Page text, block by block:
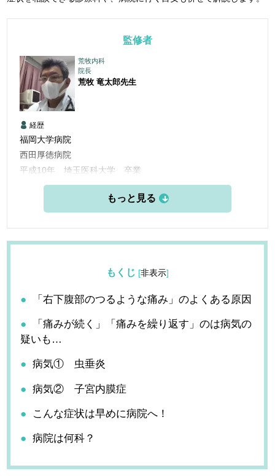
監修者
荒牧内科
院長
荒牧 竜太郎先生
経歴
福岡大学病院
西田厚徳病院
平成10年 埼玉医科大学 卒業
平成10年 福岡大学病院 臨床研修
平成12年 福岡大学病院 呼吸器科入局
もくじ [非表示]
「右下腹部のつるような痛み」のよくある原因
「痛みが続く」「痛みを繰り返す」のは病気の
疑いも…
病気① 虫垂炎
病気② 子宮内膜症
こんな症状は早めに病院へ！
病院は何科？